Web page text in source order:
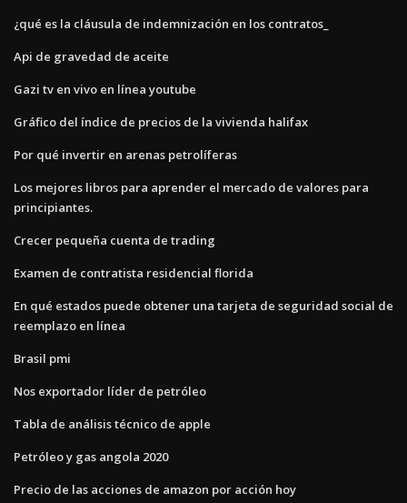
¿qué es la cláusula de indemnización en los contratos_
Api de gravedad de aceite
Gazi tv en vivo en línea youtube
Gráfico del índice de precios de la vivienda halifax
Por qué invertir en arenas petrolíferas
Los mejores libros para aprender el mercado de valores para
principiantes.
Crecer pequeña cuenta de trading
Examen de contratista residencial florida
En qué estados puede obtener una tarjeta de seguridad social de
reemplazo en línea
Brasil pmi
Nos exportador líder de petróleo
Tabla de análisis técnico de apple
Petróleo y gas angola 2020
Precio de las acciones de amazon por acción hoy